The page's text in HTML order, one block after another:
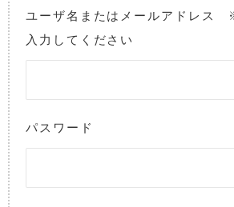
ユーザ名またはメールアドレス
入力してください
パスワード